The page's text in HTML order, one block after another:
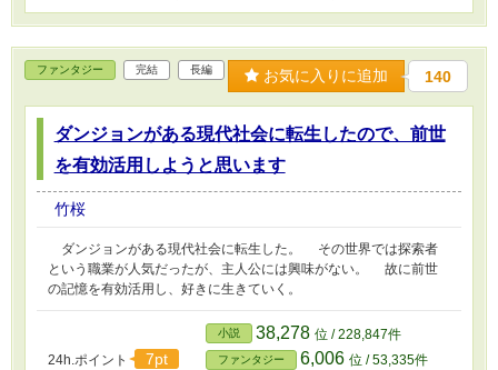
ファンタジー 完結 長編 お気に入りに追加 140
ダンジョンがある現代社会に転生したので、前世
を有効活用しようと思います
竹桜
ダンジョンがある現代社会に転生した。 その世界では探索者
という職業が人気だったが、主人公には興味がない。 故に前世
の記憶を有効活用し、好きに生きていく。
24h.ポイント 7pt
小説 38,278 位 / 228,847件
ファンタジー 6,006 位 / 53,335件